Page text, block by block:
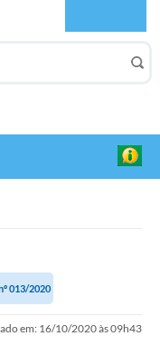
013/2020
em: 16/10/2020 às 09h43